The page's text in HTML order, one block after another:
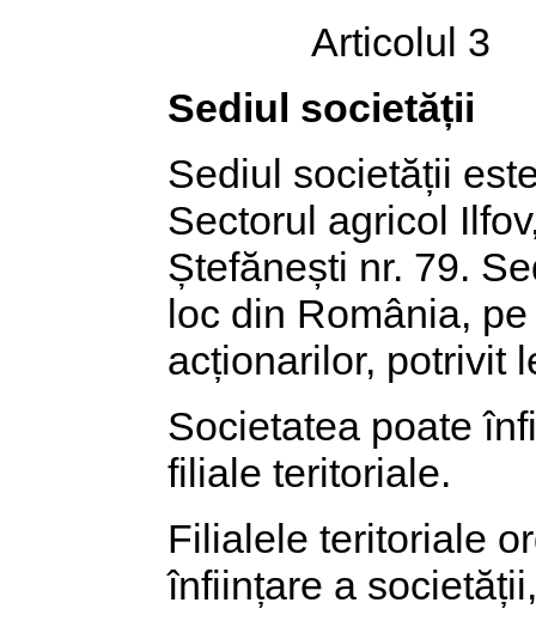
Articolul 3
Sediul societății
Sediul societății
Sectorul agricol
Ștefănești nr. 79.
loc din România,
acționarilor, potrivit
Societatea poate
filiale teritoriale.
Filialele teritoriale
înființare a